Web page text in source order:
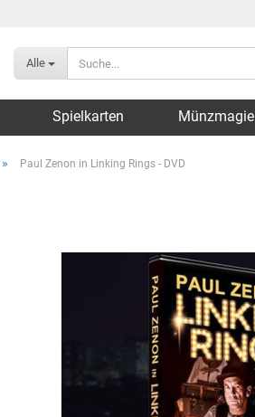
Alle
Spielkarten Münzmagie
» Paul Zenon in Linking Rings - DVD